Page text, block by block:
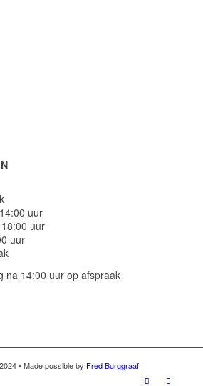
uur
uur
uur
na 14:00 uur op afspraak
• Made possible by Fred Burggraaf